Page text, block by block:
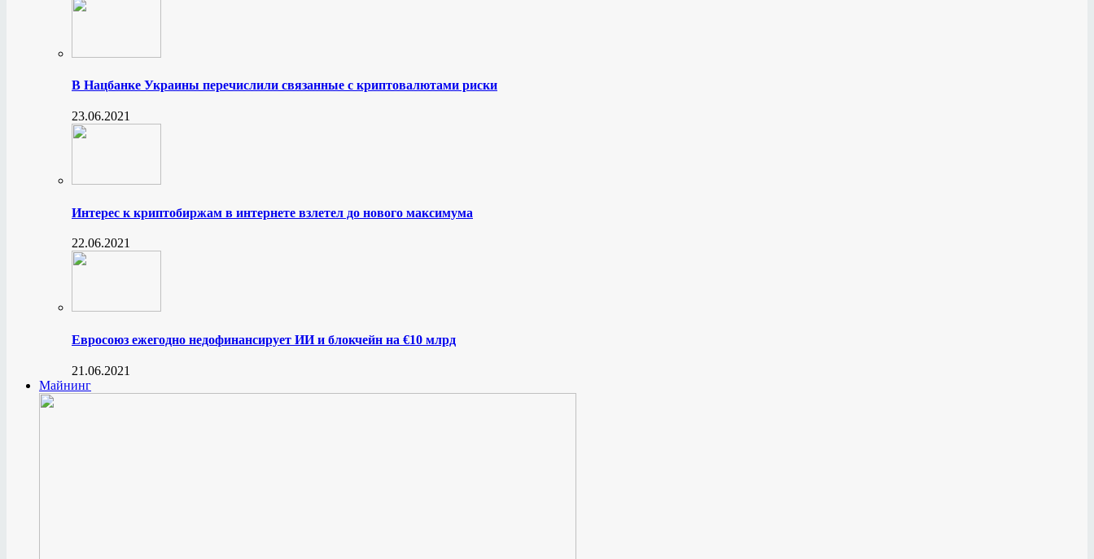
В Нацбанке Украины перечислили связанные с криптовалютами риски
23.06.2021
Интерес к криптобиржам в интернете взлетел до нового максимума
22.06.2021
Евросоюз ежегодно недофинансирует ИИ и блокчейн на €10 млрд
21.06.2021
Майнинг